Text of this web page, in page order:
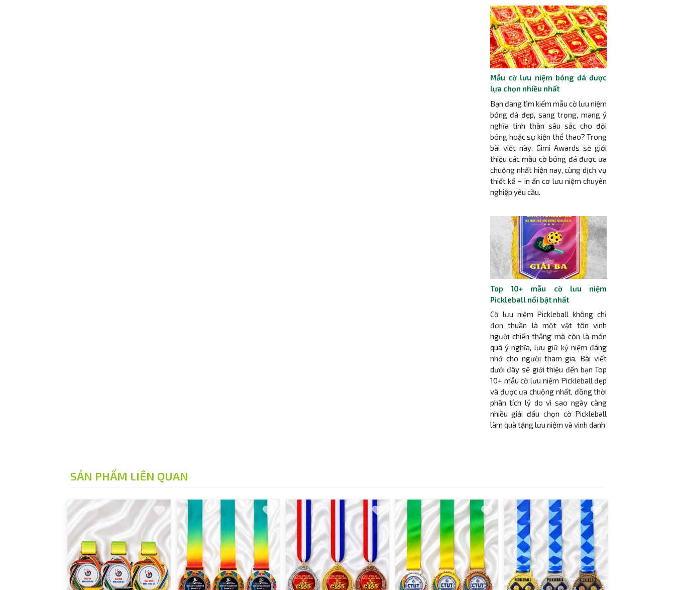
Mẫu cờ lưu niệm bóng đá được
lựa chọn nhiều nhất
Bạn đang tìm kiếm mẫu cờ lưu niệm
bóng đá đẹp, sang trọng, mang ý
nghĩa tinh thần sâu sắc cho đội
bóng hoặc sự kiện thể thao? Trong
bài viết này, Gimi Awards sẽ giới
thiệu các mẫu cờ bóng đá được ưa
chuộng nhất hiện nay, cùng dịch vụ
thiết kế – in ấn cơ lưu niệm chuyên
nghiệp yêu cầu.
Top 10+ mẫu cờ lưu niệm
Pickleball nổi bật nhất
Cờ lưu niệm Pickleball không chỉ
đơn thuần là một vật tôn vinh
người chiến thắng mà còn là món
quà ý nghĩa, lưu giữ kỷ niệm đáng
nhớ cho người tham gia. Bài viết
dưới đây sẽ giới thiệu đến bạn Top
10+ mẫu cờ lưu niệm Pickleball đẹp
và được ưa chuộng nhất, đồng thời
phân tích lý do vì sao ngày càng
nhiều giải đấu chọn cờ Pickleball
làm quà tặng lưu niệm và vinh danh
SẢN PHẨM LIÊN QUAN